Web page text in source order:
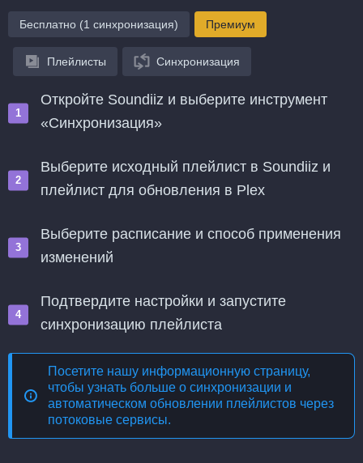
Бесплатно (1 синхронизация) Премиум
Плейлисты Синхронизация
Откройте Soundiiz и выберите инструмент
«Синхронизация»
Выберите исходный плейлист в Soundiiz и
плейлист для обновления в Plex
Выберите расписание и способ применения
изменений
Подтвердите настройки и запустите
синхронизацию плейлиста
Посетите нашу информационную страницу,
чтобы узнать больше о синхронизации и
автоматическом обновлении плейлистов через
потоковые сервисы.